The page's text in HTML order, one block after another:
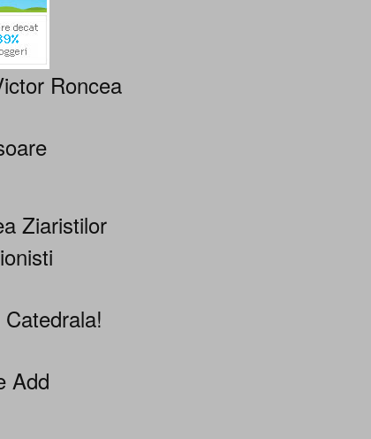
Roncea
Ziaristilor
Add